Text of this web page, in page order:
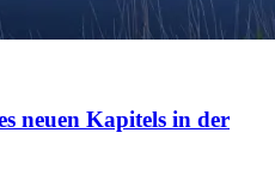
neuen Kapitels in der